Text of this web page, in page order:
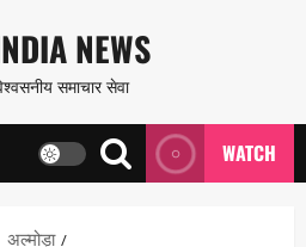
NEWS
समाचार सेवा
WATCH
अल्मोड़ा